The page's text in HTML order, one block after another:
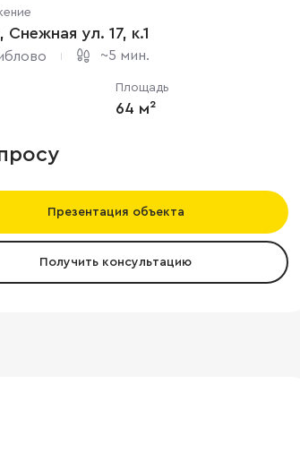
Снежная ул. 17, к.1
~5 мин.
Площадь
64 м²
Презентация объекта
Получить консультацию